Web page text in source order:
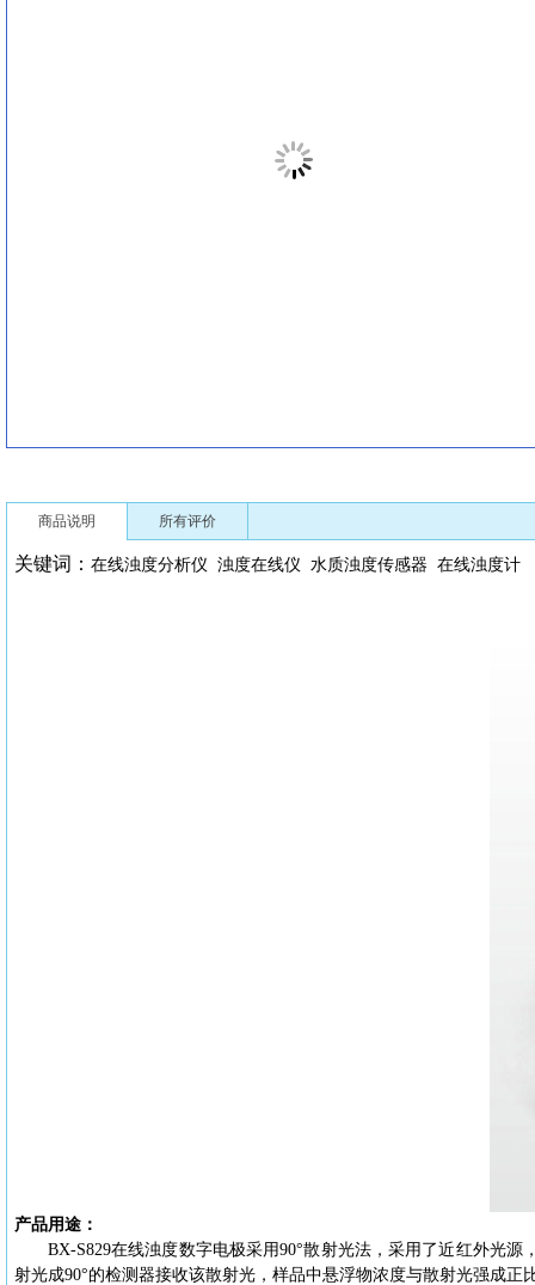
商品说明 所有评价
关键词： 在线浊度分析仪 浊度在线仪 水质浊度传感器 在线浊度计
产品用途：
BX-S829在线浊度数字电极采用90°散射光法，采用了近红外光
射光成90°的检测器接收该散射光，样品中悬浮物浓度与散射光强成